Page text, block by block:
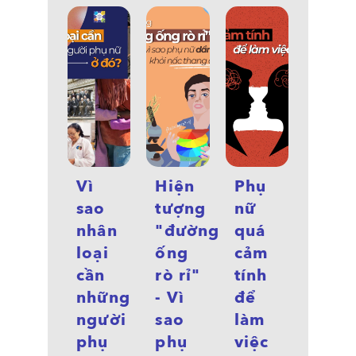
Vì
sao
nhân
loại
cần
những
người
phụ
Hiện
tượng
"đường
ống
rò rỉ"
- Vì
sao
phụ
Phụ
nữ
quá
cảm
tính
để
làm
việc